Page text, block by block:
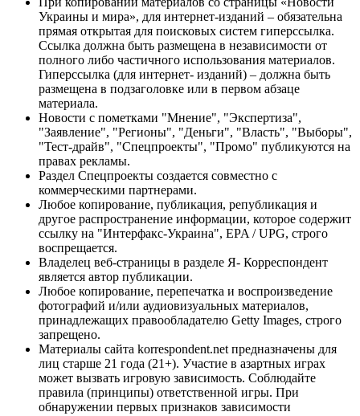
Украины и мира», для интернет-изданий – обязательна
прямая открытая для поисковых систем гиперссылка.
Ссылка должна быть размещена в независимости от
полного либо частичного использования материалов.
Гиперссылка (для интернет- изданий) – должна быть
размещена в подзаголовке или в первом абзаце
материала.
Новости с пометками "Мнение", "Экспертиза",
"Заявление", "Регионы", "Деньги", "Власть", "Выборы",
"Тест-драйв", "Спецпроекты", "Промо" публикуются на
правах рекламы.
Раздел Спецпроекты создается совместно с
коммерческими партнерами.
Любое копирование, публикация, републикация и
другое распространение информации, которое содержит
ссылку на "Интерфакс-Украина", EPA / UPG, строго
воспрещается.
Владелец веб-страницы в разделе Я- Корреспондент
является автор публикации.
Любое копирование, перепечатка и воспроизведение
фотографий и/или аудиовизуальных материалов,
принадлежащих правообладателю Getty Images, строго
запрещено.
Материалы сайта korrespondent.net предназначены для
лиц старше 21 года (21+). Участие в азартных играх
может вызвать игровую зависимость. Соблюдайте
правила (принципы) ответственной игры. При
обнаружении первых признаков зависимости